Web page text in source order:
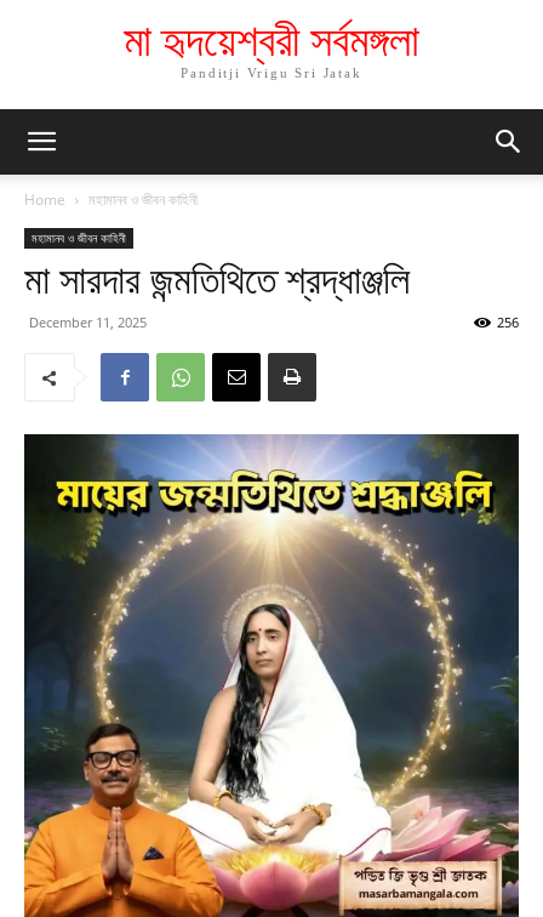
মা হৃদয়েশ্বরী সর্বমঙ্গলা
Panditji Vrigu Sri Jatak
Home মহামানব ও জীবন কাহিনী
মহামানব ও জীবন কাহিনী
মা সারদার জন্মতিথিতে শ্রদ্ধাঞ্জলি
December 11, 2025 256